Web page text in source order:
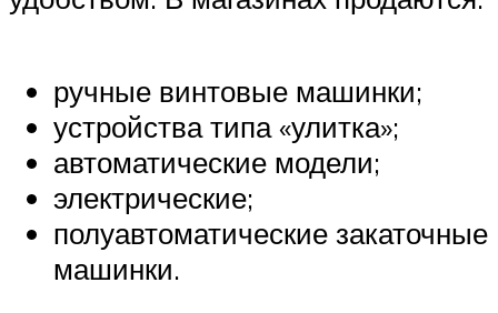
ручные винтовые машинки;
устройства типа «улитка»;
автоматические модели;
электрические;
полуавтоматические закаточные
машинки.